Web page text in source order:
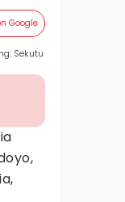
Google
Sekutu